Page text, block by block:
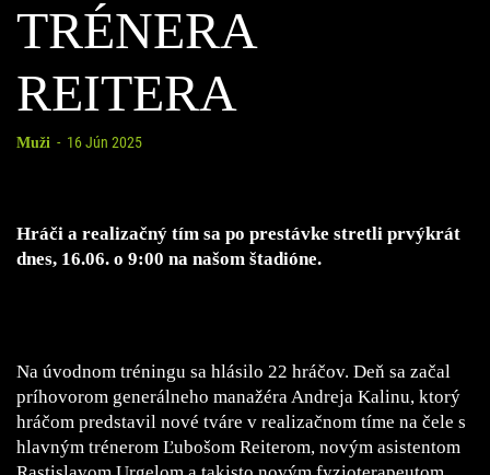
TRÉNERA
REITERA
Muži - 16 Jún 2025
Hráči a realizačný tím sa po prestávke stretli prvýkrát
dnes, 16.06. o 9:00 na našom štadióne.
Na úvodnom tréningu sa hlásilo 22 hráčov. Deň sa začal
príhovorom generálneho manažéra Andreja Kalinu, ktorý
hráčom predstavil nové tváre v realizačnom tíme na čele s
hlavným trénerom Ľubošom Reiterom, novým asistentom